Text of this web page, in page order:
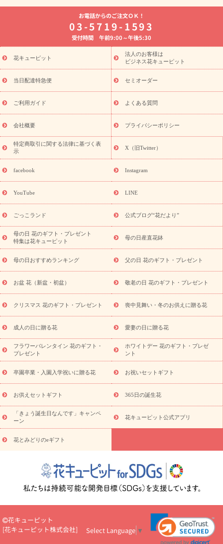
よく贈られる花
お祝いの花特集
誕生日フラワーギフト特集
8月の誕生花(トルコキキョウ)
開店・開業祝い
お供え・お悔やみ お供え・お悔やみの花
通夜・葬儀に贈る花 胡蝶蘭・花鉢
ーブドフラワー
季節のイベント
ひまわり ギフト・プレゼント
特集
お盆 花（新盆・初盆） 季節のイベント
お盆 花（新
盆・初盆）
お盆 花（新盆・初盆）
お盆・お供え 花とセットギ
フト
お盆・お供え プリザーブドフラワー
ひまわり ギフト・プ
レゼント特集
夏の花贈り・お中元・暑中見舞い 花のギフト特集
敬老の日におくる花ギフト・プレゼント特集
花ギフト・プレゼント特集
敬老の日 花のおすすめランキング
敬
老の日 花鉢植えのギフト・プレゼント特集
敬老の日 花とセットギ
フト・プレゼント特集
敬老の日の花 全てのギフト一覧
キャン
ペーン
映画『ウォーターガーディアンズ』コラボキャンペーン
「きょう誕生日なんです」キャンペーン
誕生日の花を探す
誕生日フラワーギフト 誕生日フラワーギフト特集
(トルコキキョウ)
9月の誕生花(リンドウ)
ら探す
お祝いの花特集 当日配達特急便 お祝い商品一覧
念日
結婚祝い 出産祝い 退院祝い・快気祝い
寿祝い
プチギフト ペットのお祝いフラワー
供え・お悔やみ商品一覧
お供え・お悔やみの花
四十九日法要以
お供え プリザーブドフラワー
ペットのお供えフラワー
お盆（新
盆・初盆）
その他 お祝い返し お見舞い
お取り寄せギフト
ビジネス用
ご自宅用 観葉植物 ミディ胡蝶蘭
プリザーブ
ドフラワー
スタイルから探す アレンジメント 花束
スタ
ンド花
お祝い お供え・お悔やみ 胡蝶蘭 胡蝶蘭・花鉢
ディ胡蝶蘭・お祝い
ミディ胡蝶蘭・お供え
世界初の青色胡蝶蘭
観葉植物
観葉植物 産直多肉植物
プリザーブドフラワー
お祝い
お供え・お悔やみ 花とセットギフト
セミオーダー
プチギフト（hanamore -ハナモア-）
花とみどりのeギフト
キューピットのeGfit
カラー ピンク イエローオレンジ
レッ
ド
お花の種類 トルコキキョウ
お祝い お祝い・3000円～ お祝い・4000円～
お祝い・
5000円～
お祝い・7000円～ お祝い・ 10000円～
お供え・お
悔やみ
円～
お供え・お悔やみ・
いのマナー
定年退職祝いのマナー
お祝いを贈るときのマナー・
花キューピットのお祝いコラム一覧
誕生日のお花を「色
彩心理学」で選ぶ方法
結婚祝いの予算相場
出産祝いお役立ち情
ール
新築引っ越し祝いコラム お祝い花のマナー総まとめ
職
場上司や先輩へ贈るお祝い花の正解は？
開店祝いの花 選び方ガイ
お電話からのご注文ＯＫ！
03-5719-1593
受付時間 午前9:00～午後5:30
花キューピット
法人のお客様は
ビジネス花キューピット
当日配達特急便 セミオーダー
ご利用ガイド よくある質問
会社概要 プライバシーポリシー
特定商取引に関する法律に基づく表
示
X（旧Twitter）
facebook Instagram
YouTube LINE
ごっこランド 公式ブログ“花だより”
母の日 花のギフト・プレゼント
特集は花キューピット
母の日産直花鉢
母の日おすすめランキング 父の日 花のギフト・プレゼント
お盆 花（新盆・初盆） 敬老の日 花のギフト・プレゼント
クリスマス 花のギフト・プレゼント 喪中見舞い・冬のお供えに贈る花
成人の日に贈る花 愛妻の日に贈る花
フラワーバレンタイン 花のギフト・
プレゼント
ホワイトデー 花のギフト・プレゼ
ント
卒園卒業・入園入学祝いに贈る花 お祝いセットギフト
お供えセットギフト 365日の誕生花
「きょう誕生日なんです」キャンペ
ーン
花キューピット公式アプリ
花とみどりのeギフト
花キューピット
[花キューピット株式会社] Select Language ▼